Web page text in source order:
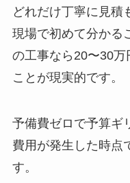
どれだけ丁寧に見積
現場で初めて分かる
の工事なら20〜30万
ことが現実的です。
予備費ゼロで予算ギ
費用が発生した時点
す。